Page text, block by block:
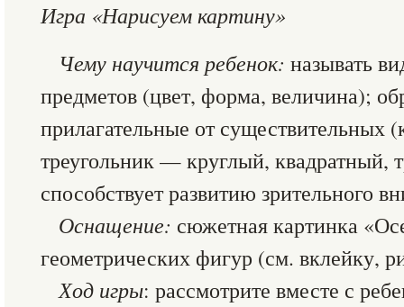
Игра «Нарисуем картину»
Чему научится ребенок: называть
предметов (цвет, форма, величина);
прилагательные от существительных
треугольник — круглый, квадратный,
способствует развитию зрительного
Оснащение: сюжетная картинка
геометрических фигур (см. вклейку,
Ход игры: рассмотрите вместе с